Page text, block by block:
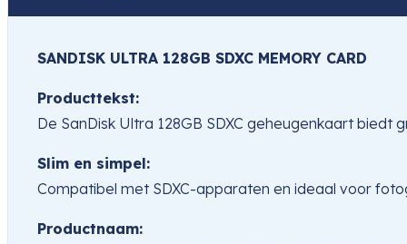
SANDISK ULTRA 128GB SDXC MEMORY CARD
Producttekst:
De SanDisk Ultra 128GB SDXC geheugenkaart
Slim en simpel:
Compatibel met SDXC-apparaten en ideaal voor
Productnaam: